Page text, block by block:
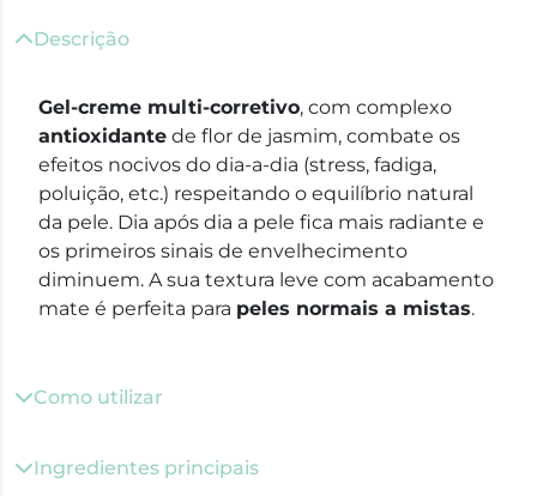
Descrição
Gel-creme multi-corretivo, com complexo
antioxidante de flor de jasmim, combate os
efeitos nocivos do dia-a-dia (stress, fadiga,
poluição, etc.) respeitando o equilíbrio natural
da pele. Dia após dia a pele fica mais radiante e
os primeiros sinais de envelhecimento
diminuem. A sua textura leve com acabamento
mate é perfeita para peles normais a mistas.
Como utilizar
Ingredientes principais